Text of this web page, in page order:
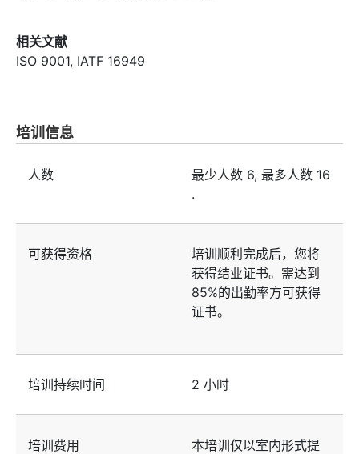
相关文献
ISO 9001, IATF 16949
培训信息
人数 最少人数 6, 最多人数 16
.
可获得资格
培训顺利完成后，您将
获得结业证书。需达到
85%的出勤率方可获得
证书。
培训持续时间 2 小时
培训费用
本培训仅以室内形式提